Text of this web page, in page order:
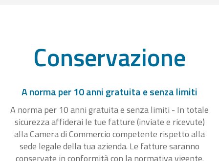
Conservazione
A norma per 10 anni gratuita e senza limiti
A norma per 10 anni gratuita e senza limiti - In totale
sicurezza affiderai le tue fatture (inviate e ricevute)
alla Camera di Commercio competente rispetto alla
sede legale della tua azienda. Le fatture saranno
conservate in conformità con la normativa vigente.